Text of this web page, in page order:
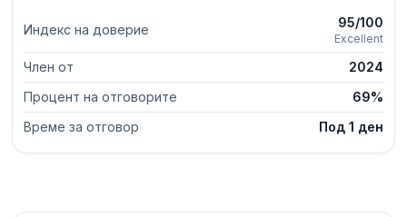
Индекс на доверие 95/100
Excellent
Член от
2024
Процент на отговорите
69%
Време за отговор
Под 1 ден